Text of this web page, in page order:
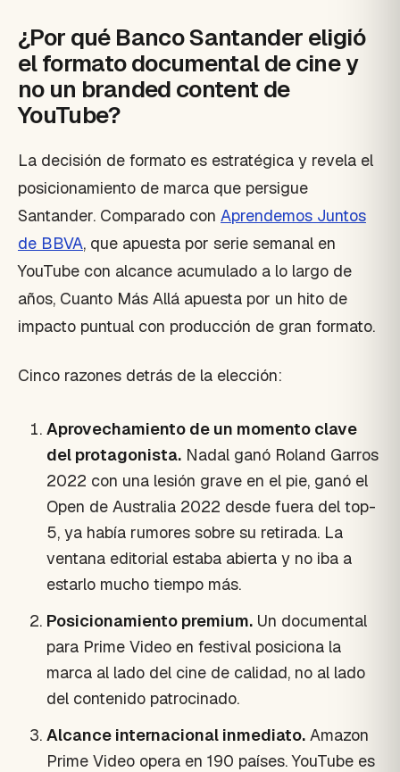
¿Por qué Banco Santander eligió
el formato documental de cine y
no un branded content de
YouTube?
La decisión de formato es estratégica y revela el
posicionamiento de marca que persigue
Santander. Comparado con Aprendemos Juntos
de BBVA, que apuesta por serie semanal en
YouTube con alcance acumulado a lo largo de
años, Cuanto Más Allá apuesta por un hito de
impacto puntual con producción de gran formato.
Cinco razones detrás de la elección:
Aprovechamiento de un momento clave
del protagonista. Nadal ganó Roland Garros
2022 con una lesión grave en el pie, ganó el
Open de Australia 2022 desde fuera del top-
5, ya había rumores sobre su retirada. La
ventana editorial estaba abierta y no iba a
estarlo mucho tiempo más.
Posicionamiento premium. Un documental
para Prime Video en festival posiciona la
marca al lado del cine de calidad, no al lado
del contenido patrocinado.
Alcance internacional inmediato. Amazon
Prime Video opera en 190 países. YouTube es